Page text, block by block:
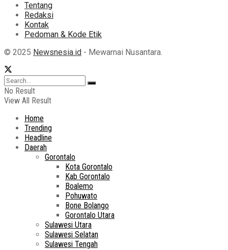
Tentang
Redaksi
Kontak
Pedoman & Kode Etik
© 2025 Newsnesia.id - Mewarnai Nusantara.
No Result
View All Result
Home
Trending
Headline
Daerah
Gorontalo
Kota Gorontalo
Kab Gorontalo
Boalemo
Pohuwato
Bone Bolango
Gorontalo Utara
Sulawesi Utara
Sulawesi Selatan
Sulawesi Tengah